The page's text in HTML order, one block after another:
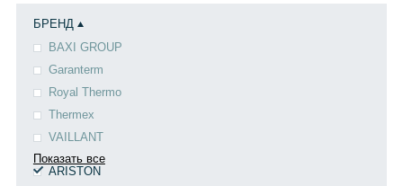
БРЕНД
BAXI GROUP
Garanterm
Royal Thermo
Thermex
VAILLANT
Показать все
ARISTON